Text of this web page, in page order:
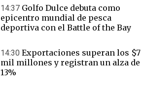
14:37 Golfo Dulce debuta como
epicentro mundial de pesca
deportiva con el Battle of the Bay
14:30 Exportaciones superan los $7
mil millones y registran un alza de
13%